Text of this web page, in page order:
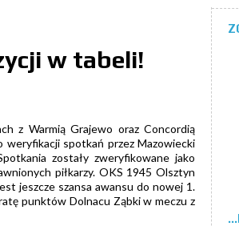
w tabeli!
z Warmią Grajewo oraz Concordią
weryfikacji spotkań przez Mazowiecki
zostały zweryfikowane jako
piłkarzy. OKS 1945 Olsztyn
jeszcze szansa awansu do nowej 1.
punktów Dolnacu Ząbki w meczu z